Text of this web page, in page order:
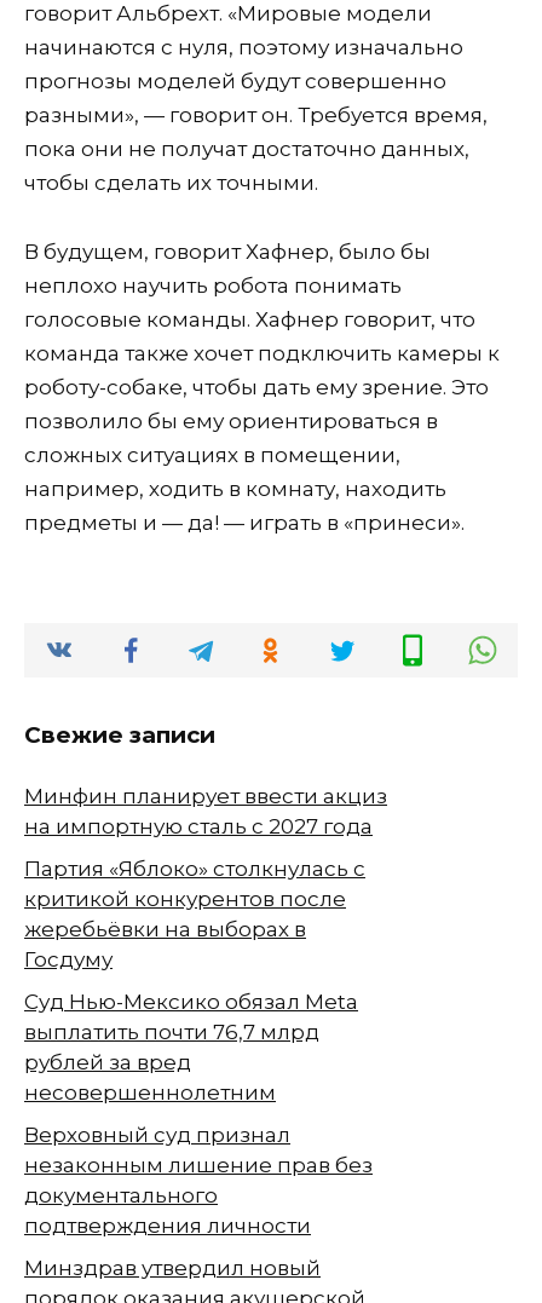
говорит Альбрехт. «Мировые модели
начинаются с нуля, поэтому изначально
прогнозы моделей будут совершенно
разными», — говорит он. Требуется время,
пока они не получат достаточно данных,
чтобы сделать их точными.
В будущем, говорит Хафнер, было бы
неплохо научить робота понимать
голосовые команды. Хафнер говорит, что
команда также хочет подключить камеры к
роботу-собаке, чтобы дать ему зрение. Это
позволило бы ему ориентироваться в
сложных ситуациях в помещении,
например, ходить в комнату, находить
предметы и — да! — играть в «принеси».
Свежие записи
Минфин планирует ввести акциз
на импортную сталь с 2027 года
Партия «Яблоко» столкнулась с
критикой конкурентов после
жеребьёвки на выборах в
Госдуму
Суд Нью-Мексико обязал Meta
выплатить почти 76,7 млрд
рублей за вред
несовершеннолетним
Верховный суд признал
незаконным лишение прав без
документального
подтверждения личности
Минздрав утвердил новый
порядок оказания акушерской